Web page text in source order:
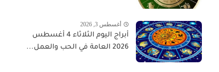
أغسطس 3, 2026
أبراج اليوم الثلاثاء 4 أغسطس
2026 العامة في الحب والعمل...